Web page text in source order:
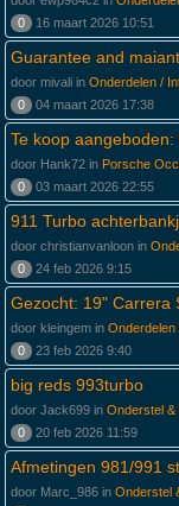
0
16 maart 2026 10:51
Guarantee and
door mivali in Onderdelen /
0
04 maart 2026 17:38
Te koop
door Hank72 in Porsche
0
03 maart 2026 22:55
911 Turbo
door christianvanloon in
0
24 feb 2026 9:15
Gezocht: 19" Carrera
door kleingem in
0
23 feb 2026 9:40
big reds 993turbo
door Jack699 in Onderstel &
0
20 feb 2026 11:59
Afmetingen 981/991
door Marc_986 in Onderstel